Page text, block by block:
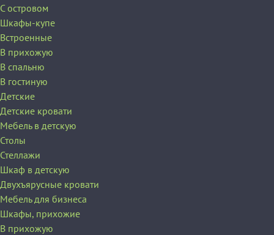
C островом
Шкафы-купе
Встроенные
В прихожую
В спальню
В гостиную
Детские
Детские кровати
Мебель в детскую
Столы
Стеллажи
Шкаф в детскую
Двухъярусные кровати
Мебель для бизнеса
Шкафы, прихожие
В прихожую